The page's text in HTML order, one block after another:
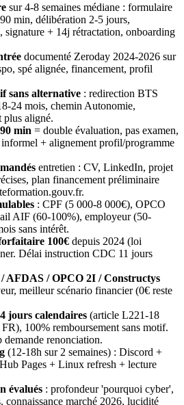
sur 4-8 semaines médiane : formulaire
min, délibération 2-5 jours,
signature + 14j rétractation, onboarding
documenté Zeroday 2024-2026 sur
spé alignée, financement, profil
sans alternative : redirection BTS
24 mois, chemin Autonomie,
plus aligné.
min = double évaluation, pas examen,
+ alignement profil/programme
entretien : CV, LinkedIn, projet
plan financement préliminaire
: CPF (5 000-8 000€), OPCO
AIF (60-100%), employeur (50-
sans intérêt.
100€ depuis 2024 (loi
Délai instruction CDC 11 jours
AFDAS / OPCO 2I / Constructys
meilleur scénario financier (0€ reste
jours calendaires (article L221-18
100% remboursement sans motif.
renonciation.
(12-18h sur 2 semaines) : Discord +
Pages + Linux refresh + lecture
évalués : profondeur 'pourquoi cyber',
connaissance marché 2026, lucidité